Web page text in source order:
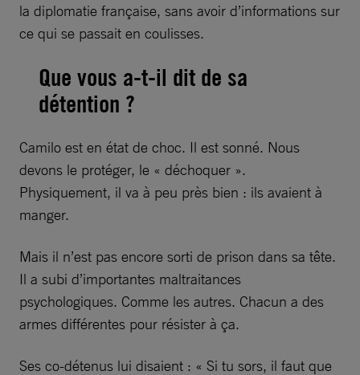
la diplomatie française, sans avoir d’informations sur
ce qui se passait en coulisses.
Que vous a-t-il dit de sa
détention ?
Camilo est en état de choc. Il est sonné. Nous
devons le protéger, le « déchoquer ».
Physiquement, il va à peu près bien : ils avaient à
manger.
Mais il n’est pas encore sorti de prison dans sa tête.
Il a subi d’importantes maltraitances
psychologiques. Comme les autres. Chacun a des
armes différentes pour résister à ça.
Ses co-détenus lui disaient : « Si tu sors, il faut que